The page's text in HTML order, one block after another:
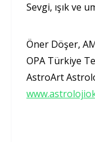
Sevgi, ışık ve
Öner Döşer,
OPA Türkiye
AstroArt